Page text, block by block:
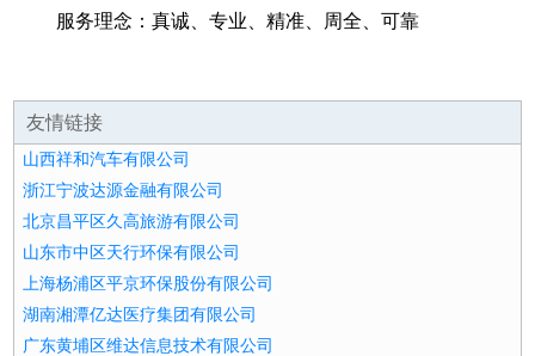
服务理念：真诚、专业、精准、周全、可靠
友情链接
山西祥和汽车有限公司
浙江宁波达源金融有限公司
北京昌平区久高旅游有限公司
山东市中区天行环保有限公司
上海杨浦区平京环保股份有限公司
湖南湘潭亿达医疗集团有限公司
广东黄埔区维达信息技术有限公司